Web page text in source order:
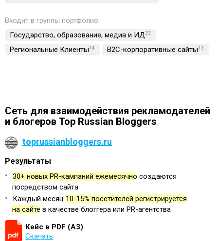
Входит в группы портфолио:
Государство, образование, медиа и ИД33
Региональные Клиенты14 B2C-корпоративные сайты13
Сеть для взаимодействия рекламодателей
и блогеров Top Russian Bloggers
toprussianbloggers.ru
Результаты
30+ новых PR-кампаний ежемесячно создаются
посредством сайта
Каждый месяц 10-15% посетителей регистрируется
на сайте в качестве блоггера или PR-агентства
Кейс в PDF (А3)
Скачать